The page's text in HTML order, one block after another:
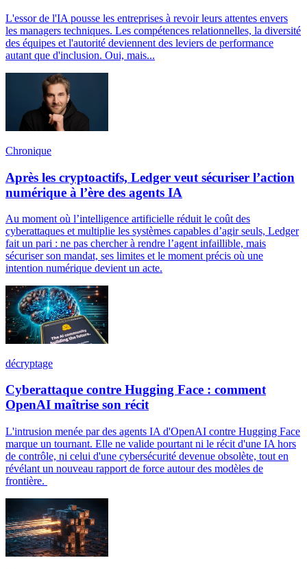
L'essor de l'IA pousse les entreprises à revoir leurs attentes envers
les managers techniques. Les compétences relationnelles, la diversité
des équipes et l'autorité deviennent des leviers de performance
autant que d'inclusion. Oui, mais...
Chronique
Après les cryptoactifs, Ledger veut sécuriser l’action
numérique à l’ère des agents IA
Au moment où l’intelligence artificielle réduit le coût des
cyberattaques et multiplie les systèmes capables d’agir seuls, Ledger
fait un pari : ne pas chercher à rendre l’agent infaillible, mais
sécuriser son mandat, ses limites et le moment précis où une
intention numérique devient un acte.
décryptage
Cyberattaque contre Hugging Face : comment
OpenAI maîtrise son récit
L'intrusion menée par des agents IA d'OpenAI contre Hugging Face
marque un tournant. Elle ne valide pourtant ni le récit d'une IA hors
de contrôle, ni celui d'une cybersécurité devenue obsolète, tout en
révélant un nouveau rapport de force autour des modèles de
frontière.